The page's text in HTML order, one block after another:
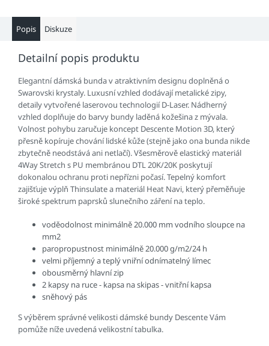
Popis Diskuze
Detailní popis produktu
Elegantní dámská bunda v atraktivním designu doplněná o
Swarovski krystaly. Luxusní vzhled dodávají metalické zipy,
detaily vytvořené laserovou technologií D-Laser. Nádherný
vzhled doplňuje do barvy bundy laděná kožešina z mývala.
Volnost pohybu zaručuje koncept Descente Motion 3D, který
přesně kopíruje chování lidské kůže (stejně jako ona bunda nikde
zbytečně neodstává ani netlačí). Všesměrově elastický materiál
4Way Stretch s PU membránou DTL 20K/20K poskytují
dokonalou ochranu proti nepřízni počasí. Tepelný komfort
zajišťuje výplň Thinsulate a materiál Heat Navi, který přeměňuje
široké spektrum paprsků slunečního záření na teplo.
voděodolnost minimálně 20.000 mm vodního sloupce na
mm2
paropropustnost minimálně 20.000 g/m2/24 h
velmi příjemný a teplý vniřní odnímatelný límec
obousměrný hlavní zip
2 kapsy na ruce - kapsa na skipas - vnitřní kapsa
sněhový pás
S výběrem správné velikosti dámské bundy Descente Vám
pomůže níže uvedená velikostní tabulka.